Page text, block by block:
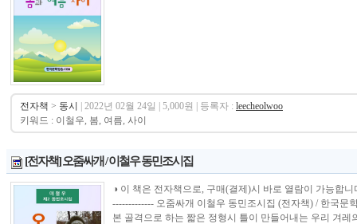
전자책 > 동시 | 2022년 02월 24일 | 5,000원 | 등록자 : leecheolwoo
키워드 : 이철우, 봄, 여름, 사이
[전자책] 오줌싸개 / 이철우 동민조시집
◑ 이 책은 전자책으로, 구매(결제)시 바로 열람이 가능합
------------- 오줌싸개 이철우 동민조시집 (전자책) / 한국문
본 골격으로 하는 짧은 정형시 틀이 만들어내는 우리 겨레